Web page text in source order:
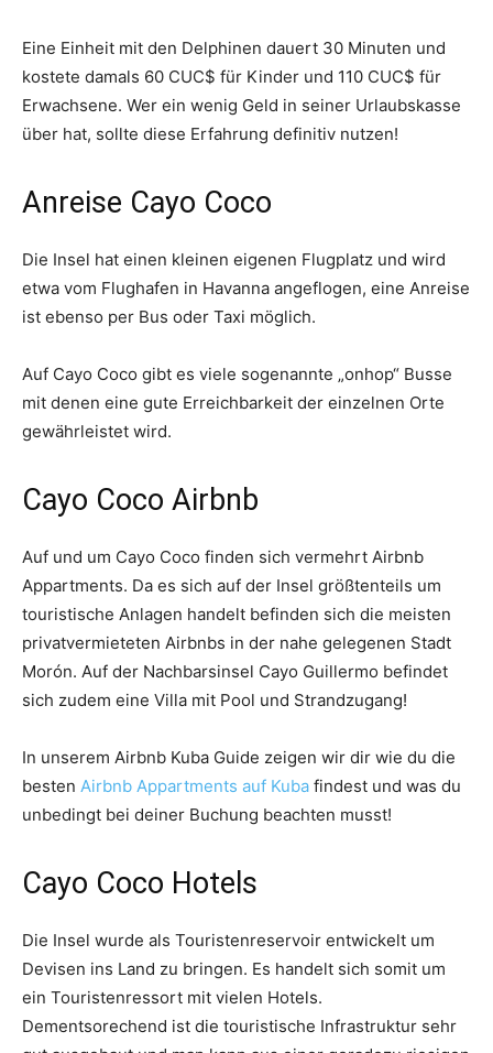
Eine Einheit mit den Delphinen dauert 30 Minuten und
kostete damals 60 CUC$ für Kinder und 110 CUC$ für
Erwachsene. Wer ein wenig Geld in seiner Urlaubskasse
über hat, sollte diese Erfahrung definitiv nutzen!
Anreise Cayo Coco
Die Insel hat einen kleinen eigenen Flugplatz und wird
etwa vom Flughafen in Havanna angeflogen, eine Anreise
ist ebenso per Bus oder Taxi möglich.
Auf Cayo Coco gibt es viele sogenannte „onhop“ Busse
mit denen eine gute Erreichbarkeit der einzelnen Orte
gewährleistet wird.
Cayo Coco Airbnb
Auf und um Cayo Coco finden sich vermehrt Airbnb
Appartments. Da es sich auf der Insel größtenteils um
touristische Anlagen handelt befinden sich die meisten
privatvermieteten Airbnbs in der nahe gelegenen Stadt
Morón. Auf der Nachbarsinsel Cayo Guillermo befindet
sich zudem eine Villa mit Pool und Strandzugang!
In unserem Airbnb Kuba Guide zeigen wir dir wie du die
besten Airbnb Appartments auf Kuba findest und was du
unbedingt bei deiner Buchung beachten musst!
Cayo Coco Hotels
Die Insel wurde als Touristenreservoir entwickelt um
Devisen ins Land zu bringen. Es handelt sich somit um
ein Touristenressort mit vielen Hotels.
Dementsorechend ist die touristische Infrastruktur sehr